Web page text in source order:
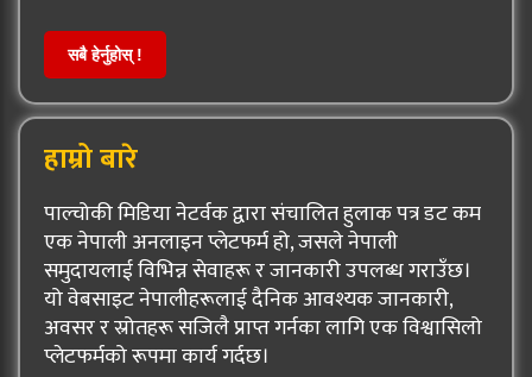
सबै हेर्नुहोस् !
हाम्रो बारे
पाल्चोकी मिडिया नेटर्वक द्वारा संचालित हुलाक पत्र डट कम
एक नेपाली अनलाइन प्लेटफर्म हो, जसले नेपाली
समुदायलाई विभिन्न सेवाहरू र जानकारी उपलब्ध गराउँछ।
यो वेबसाइट नेपालीहरूलाई दैनिक आवश्यक जानकारी,
अवसर र स्रोतहरू सजिलै प्राप्त गर्नका लागि एक विश्वासिलो
प्लेटफर्मको रूपमा कार्य गर्दछ।